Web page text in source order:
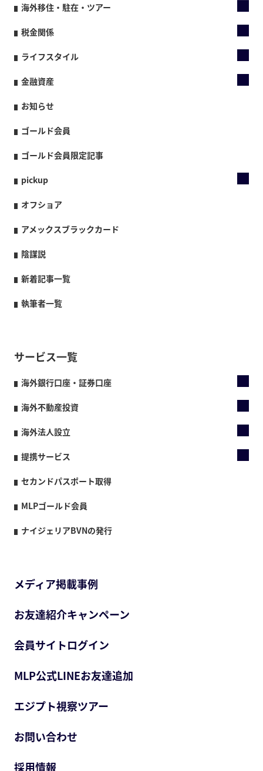
海外移住・駐在・ツアー
税金関係
ライフスタイル
金融資産
お知らせ
ゴールド会員
ゴールド会員限定記事
pickup
オフショア
アメックスブラックカード
陰謀説
新着記事一覧
執筆者一覧
サービス一覧
海外銀行口座・証券口座
海外不動産投資
海外法人設立
提携サービス
セカンドパスポート取得
MLPゴールド会員
ナイジェリアBVNの発行
メディア掲載事例
お友達紹介キャンペーン
会員サイトログイン
MLP公式LINEお友達追加
エジプト視察ツアー
お問い合わせ
採用情報